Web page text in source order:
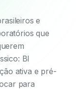
e
que
BI
ativa e pré-
para